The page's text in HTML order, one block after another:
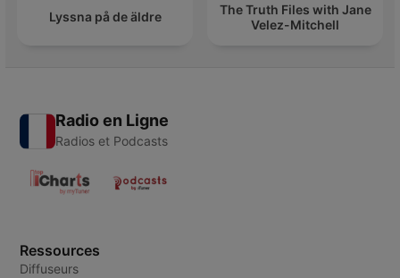
Lyssna på de äldre
The Truth Files with Jane
Velez-Mitchell
Radio en Ligne
Radios et Podcasts
Ressources
Diffuseurs